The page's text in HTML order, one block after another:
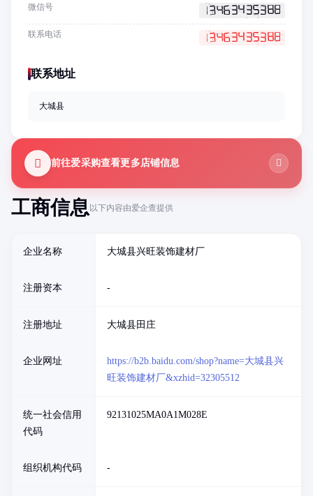
工商信息以下内容由爱企查提供
企业名称 大城县兴旺装饰建材厂
注册资本 -
注册地址 大城县田庄
企业网址
https://b2b.baidu.com/shop?name=大城县兴
旺装饰建材厂&xzhid=32305512
统一社会信用
代码
92131025MA0A1M028E
组织机构代码 -
微信号
联系电话
联系地址
大城县
前往爱采购查看更多店铺信息